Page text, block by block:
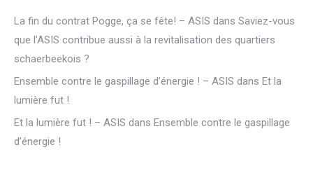
La fin du contrat Pogge, ça se fête! – ASIS dans Saviez-vous
que l’ASIS contribue aussi à la revitalisation des quartiers
schaerbeekois ?
Ensemble contre le gaspillage d’énergie ! – ASIS dans Et la
lumière fut !
Et la lumière fut ! – ASIS dans Ensemble contre le gaspillage
d’énergie !